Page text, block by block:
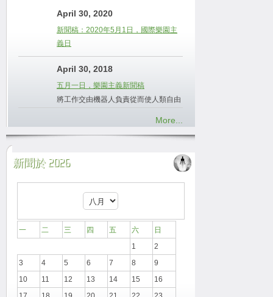
April 30, 2020
新聞稿：2020年5月1日，國際樂園主
義日
April 30, 2018
五月一日，樂園主義新聞稿
將工作交由機器人負責從而使人類自由
More...
新聞於 2026
一 二 三 四 五 六
日
1
2
3
4 5 6 7 8
9
10
11 12 13 14 15
16